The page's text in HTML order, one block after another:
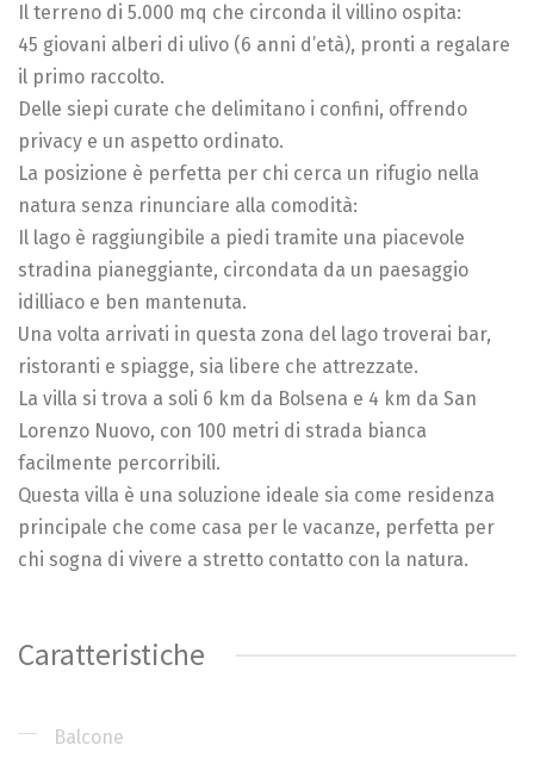
Il terreno di 5.000 mq che circonda il villino ospita:
45 giovani alberi di ulivo (6 anni d’età), pronti a regalare
il primo raccolto.
Delle siepi curate che delimitano i confini, offrendo
privacy e un aspetto ordinato.
La posizione è perfetta per chi cerca un rifugio nella
natura senza rinunciare alla comodità:
Il lago è raggiungibile a piedi tramite una piacevole
stradina pianeggiante, circondata da un paesaggio
idilliaco e ben mantenuta.
Una volta arrivati in questa zona del lago troverai bar,
ristoranti e spiagge, sia libere che attrezzate.
La villa si trova a soli 6 km da Bolsena e 4 km da San
Lorenzo Nuovo, con 100 metri di strada bianca
facilmente percorribili.
Questa villa è una soluzione ideale sia come residenza
principale che come casa per le vacanze, perfetta per
chi sogna di vivere a stretto contatto con la natura.
Caratteristiche
Balcone